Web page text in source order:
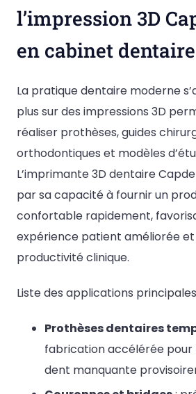
l’impression 3D
en cabinet dentaire
La pratique dentaire moderne
plus sur des impressions 3D
réaliser prothèses, guides
orthodontiques et modèles
L’imprimante 3D dentaire
par sa capacité à fournir un
confortable rapidement,
expérience patient améliorée
productivité clinique.
Liste des applications
Prothèses dentaires
fabrication accélérée
dent manquante